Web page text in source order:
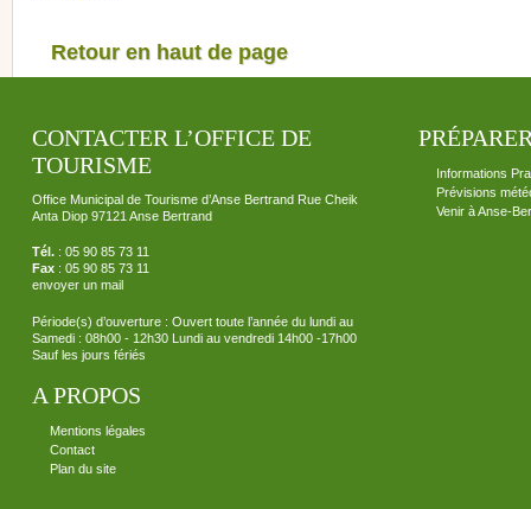
Retour en haut de page
CONTACTER L’OFFICE DE
TOURISME
Office Municipal de Tourisme d’Anse Bertrand Rue Cheik
Anta Diop 97121 Anse Bertrand
Tél. : 05 90 85 73 11
Fax : 05 90 85 73 11
envoyer un mail
Période(s) d’ouverture : Ouvert toute l’année du lundi au
Samedi : 08h00 - 12h30 Lundi au vendredi 14h00 -17h00
Sauf les jours fériés
A PROPOS
Mentions légales
Contact
Plan du site
Informations
Prévisions
Venir à Anse-